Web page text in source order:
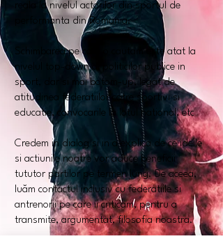
reala la nivelul actorilor din sportul de
performanta din Romania.
Schimbarea pe care o cautam este atat la
nivelul top-down al politicilor publice in
sport, dar si mai botom-up, legat de
atitudinea federatiilor catre sportivi si
educatie, convocarile la lotul national, etc
Credem in dialog si in a explica de ce ideile
si actiunile noatre vor aduce beneficii
tututor partilor pe termen lung. De aceea,
luăm contactul inclusiv cu federatiile si
antrenorii pe care ii criticam, pentru a
transmite, argumentat, filosofia noastra.